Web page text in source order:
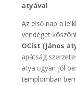
atyával
Az első nap a
vendéget
OCist (János
apátság
atya ugyan jól
templomban